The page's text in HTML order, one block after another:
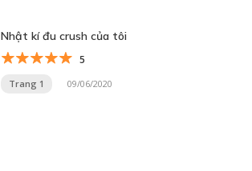
Nhật kí đu crush của tôi
5
Trang 1 09/06/2020